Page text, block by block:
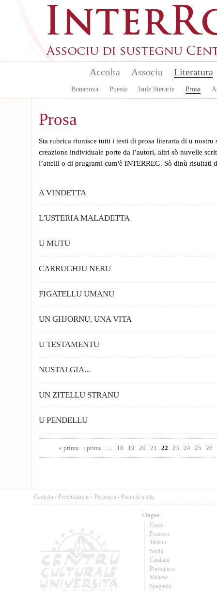
Accolta Associu Literatura
Bonanova Puesia Isule literarie Prosa
Prosa
Sta rubrica riunisce tutti i testi di prosa literaria di u nostru
creazione individuale porte da l’autori, altri sò nuvelle
l’attelli o di prugrami cum'è INTERREG. Sò dinù risultati
A VINDETTA
L'USTERIA MALADETTA
U MUTU
CARRUGHJU NERU
FIGATELLU UMANU
UN GHJORNU, UNA VITA
U TESTAMENTU
NUSTALGIA...
UN ZITELLU STRANU
U PENDELLU
« primu
‹ prima … 18 19 20 21 22 23 24 25 26
Cuntattu - Presentazione - Partenarii - Pianu di u situ
Lingue
Corsu
Francese
Talianu
Sardu
Catalanu
Purtughese
Maltese
Spagnolu